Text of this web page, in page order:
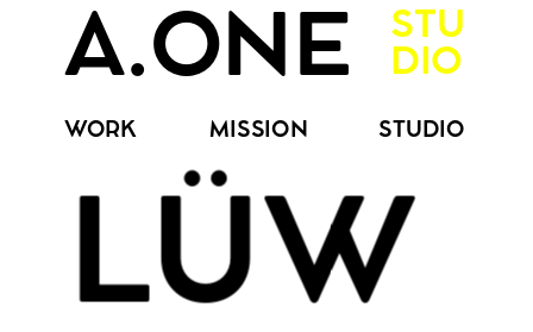
LÜW
A.ONE STU
DIO
STUDIO
MISSION
WORK